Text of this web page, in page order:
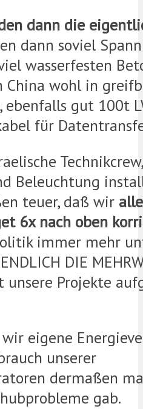
dann die
dann soviel
wasserfesten
China wohl in
ebenfalls gut 100t
für
Beleuchtung
teuer, daß wir
6x nach oben
immer mehr
DIE
unsere Projekte
eigene
unserer
dermaßen
gab.